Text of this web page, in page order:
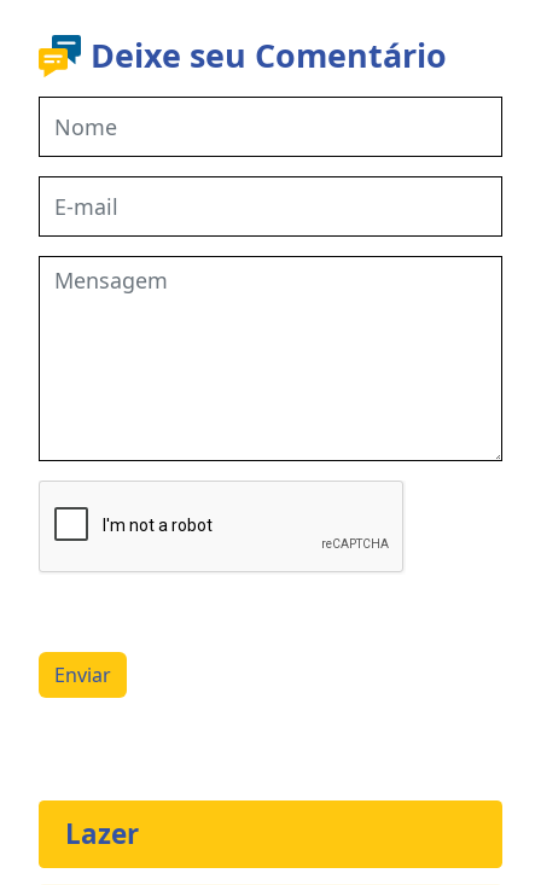
Deixe seu Comentário
Enviar
Lazer